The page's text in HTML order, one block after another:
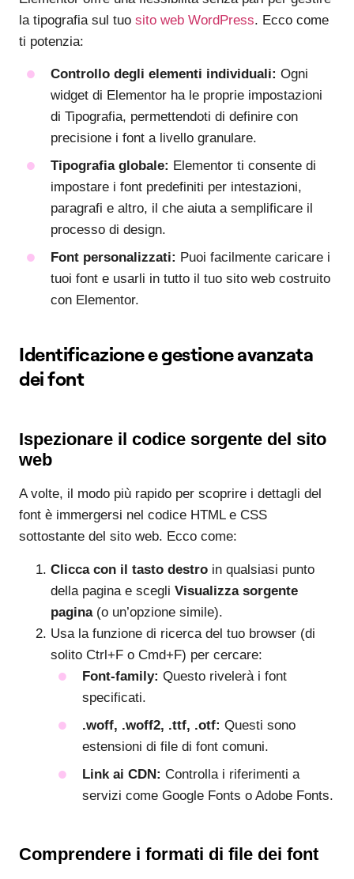
la tipografia sul tuo sito web WordPress. Ecco come
ti potenzia:
Controllo degli elementi individuali: Ogni
widget di Elementor ha le proprie impostazioni
di Tipografia, permettendoti di definire con
precisione i font a livello granulare.
Tipografia globale: Elementor ti consente di
impostare i font predefiniti per intestazioni,
paragrafi e altro, il che aiuta a semplificare il
processo di design.
Font personalizzati: Puoi facilmente caricare i
tuoi font e usarli in tutto il tuo sito web costruito
con Elementor.
Identificazione e gestione avanzata
dei font
Ispezionare il codice sorgente del sito
web
A volte, il modo più rapido per scoprire i dettagli del
font è immergersi nel codice HTML e CSS
sottostante del sito web. Ecco come:
Clicca con il tasto destro in qualsiasi punto
della pagina e scegli Visualizza sorgente
pagina(o un’opzione simile).
Usa la funzione di ricerca del tuo browser (di
solito Ctrl+F o Cmd+F) per cercare:
Font-family: Questo rivelerà i font
specificati.
.woff, .woff2, .ttf, .otf: Questi sono
estensioni di file di font comuni.
Link ai CDN: Controlla i riferimenti a
servizi come Google Fonts o Adobe Fonts.
Comprendere i formati di file dei font